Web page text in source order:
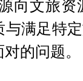
向文旅资
与满足特
的问题。